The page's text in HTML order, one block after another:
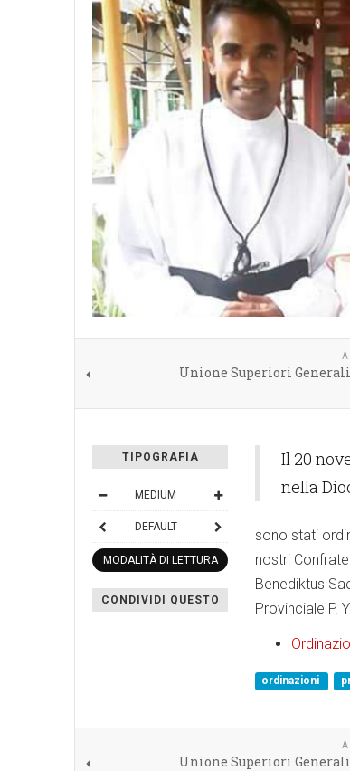
Unione Superiori
TIPOGRAFIA
MEDIUM
DEFAULT
MODALITÀ DI LETTURA
CONDIVIDI QUESTO
Il 20
nella
sono stati
nostri
Benediktus
Provinciale P.
ordinazioni
Unione Superiori